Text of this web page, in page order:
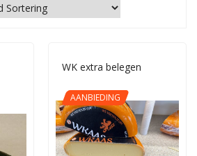
WK extra belegen
AANBIEDING